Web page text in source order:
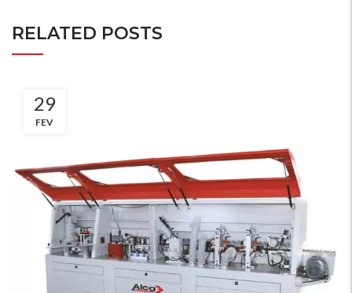
RELATED POSTS
29
FEV